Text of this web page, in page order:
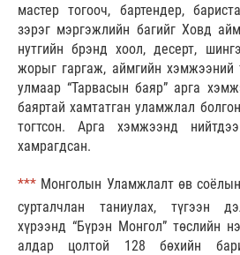
мастер тогооч, бартендер,
зэрэг мэргэжлийн багийг Ховд
нутгийн брэнд хоол, десерт,
жорыг гаргаж, аймгийн хэмжээний
улмаар “Тарвасын баяр” арга
баяртай хамтатган уламжлал
тогтсон. Арга хэмжээнд
хамрагдсан.
*** Монголын Уламжлалт өв
сурталчлан таниулах, түгээн
хүрээнд “Бүрэн Монгол” төслийн
алдар цолтой 128 бөхийн